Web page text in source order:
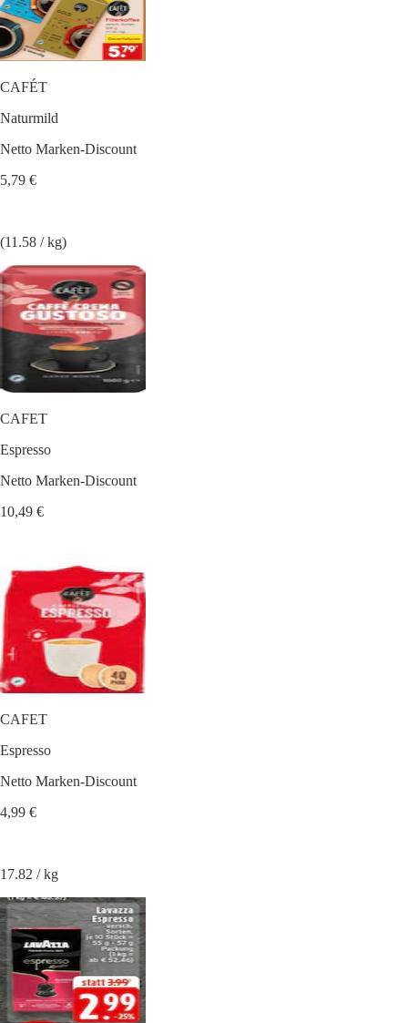
CAFÉT
Naturmild
Netto Marken-Discount
5,79 €
(11.58 / kg)
CAFET
Espresso
Netto Marken-Discount
10,49 €
CAFET
Espresso
Netto Marken-Discount
4,99 €
17.82 / kg